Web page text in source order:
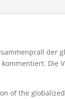
of the